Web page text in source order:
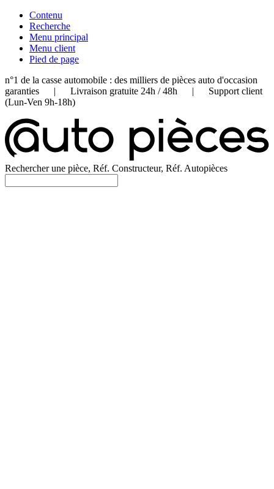
Contenu
Recherche
Menu principal
Menu client
Pied de page
n°1 de la casse automobile : des milliers de pièces auto d'occasion
garanties | Livraison gratuite 24h / 48h | Support client
(Lun-Ven 9h-18h)
Rechercher une pièce, Réf. Constructeur, Réf. Autopièces